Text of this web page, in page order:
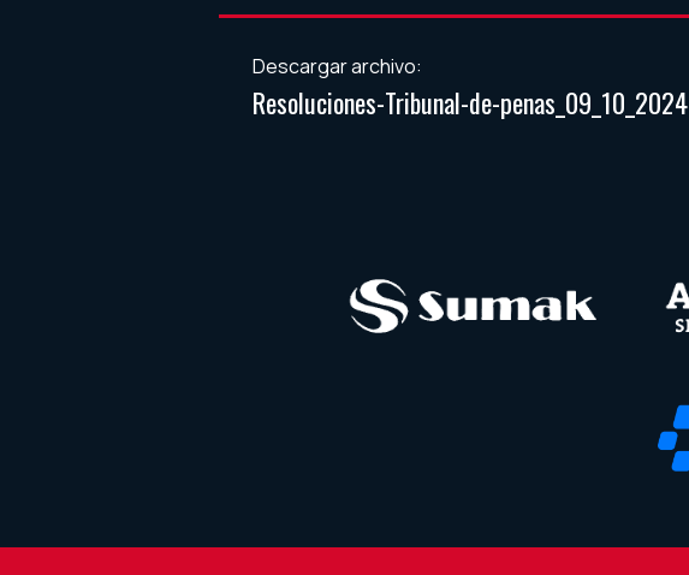
Descargar archivo:
Resoluciones-Tribunal-de-penas_09_10_2024